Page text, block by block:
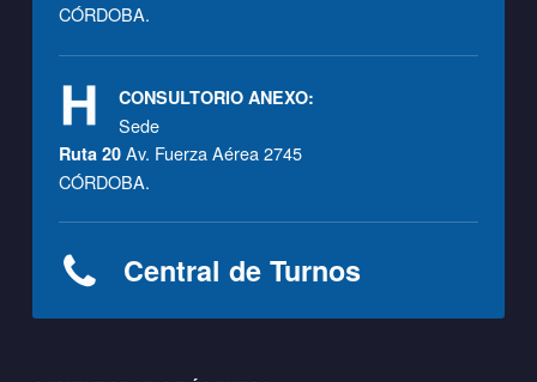
CÓRDOBA.
CONSULTORIO ANEXO:
Sede
Ruta 20Av. Fuerza Aérea 2745
CÓRDOBA.
Central de Turnos